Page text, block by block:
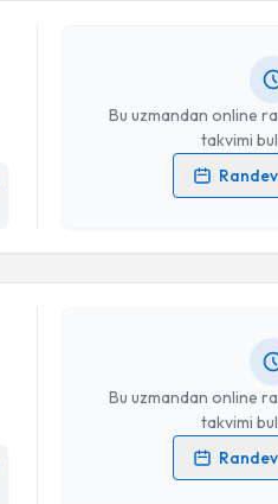
Bu uzmandan online
takvimi
Kişisel verilerimin
Bu uzmandan online
takvimi
Randevu Takvimi Talebi
Kişisel verilerimin